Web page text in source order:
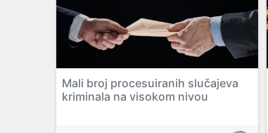
Mali broj procesuiranih slučajeva
kriminala na visokom nivou